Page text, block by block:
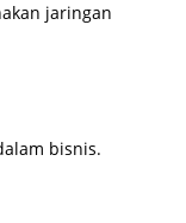
jaringan
bisnis.